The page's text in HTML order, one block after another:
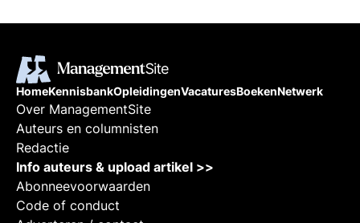
HomeKennisbankOpleidingenVacaturesBoekenNetwerk
Over ManagementSite
Auteurs en columnisten
Redactie
Info auteurs & upload artikel >>
Abonneevoorwaarden
Code of conduct